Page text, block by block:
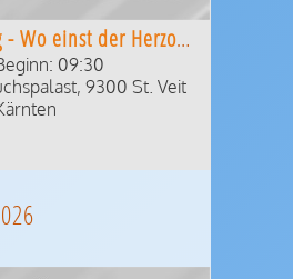
Stadtführung - Wo einst der Herzog residierte
09:30
, 9300 St. Veit